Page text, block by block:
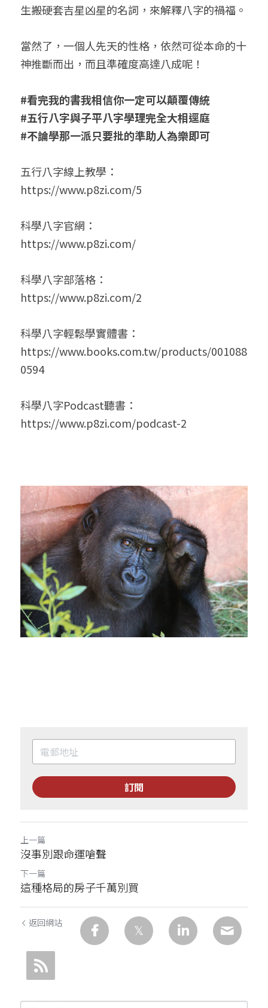
生搬硬套吉星凶星的名詞，來解釋八字的禍福。
當然了，一個人先天的性格，依然可從本命的十
神推斷而出，而且準確度高達八成呢！
#看完我的書我相信你一定可以顛覆傳統
#五行八字與子平八字學理完全大相逕庭
#不論學那一派只要批的準助人為樂即可
五行八字線上教學：
https://www.p8zi.com/5
科學八字官網：
https://www.p8zi.com/
科學八字部落格：
https://www.p8zi.com/2
科學八字輕鬆學實體書：
https://www.books.com.tw/products/001088
0594
科學八字Podcast聽書：
https://www.p8zi.com/podcast-2
訂閱
上一篇
沒事別跟命運嗆聲
下一篇
這種格局的房子千萬別買
返回網站